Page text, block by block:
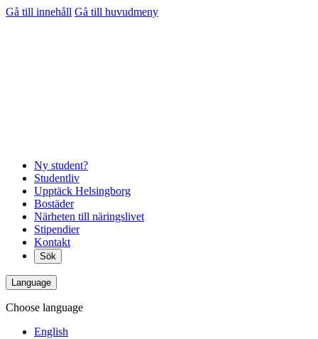
Gå till innehåll Gå till huvudmeny
Ny student?
Studentliv
Upptäck Helsingborg
Bostäder
Närheten till näringslivet
Stipendier
Kontakt
Sök
Language
Choose language
English